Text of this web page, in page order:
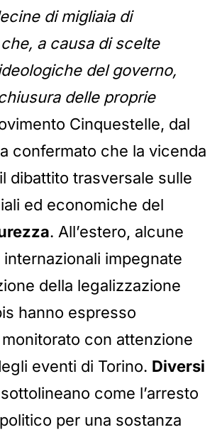
di migliaia di
a causa di scelte
del governo,
delle proprie
Cinquestelle, dal
confermato che la vicenda
dibattito trasversale sulle
ed economiche del
. All’estero, alcune
impegnate
della legalizzazione
hanno espresso
con attenzione
eventi di Torino. Diversi
sottolineano come l’arresto
per una sostanza